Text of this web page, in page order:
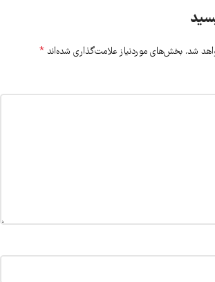
شد. بخش‌های موردنیاز علامت‌گذاری شده‌اند *